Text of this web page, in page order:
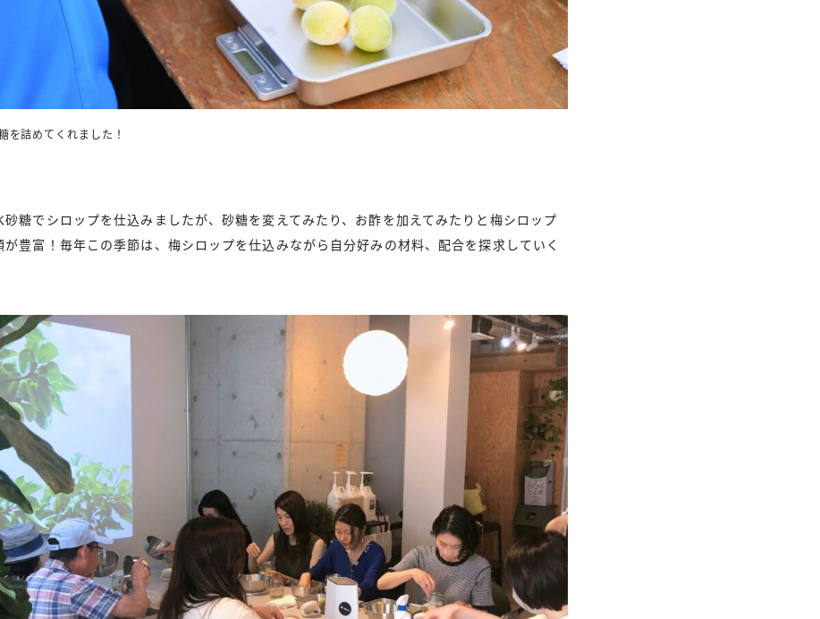
を詰めてくれました！
糖でシロップを仕込みましたが、砂糖を変えてみたり、お酢を加えてみたりと梅シロップ
豊富！毎年この季節は、梅シロップを仕込みながら自分好みの材料、配合を探求していく